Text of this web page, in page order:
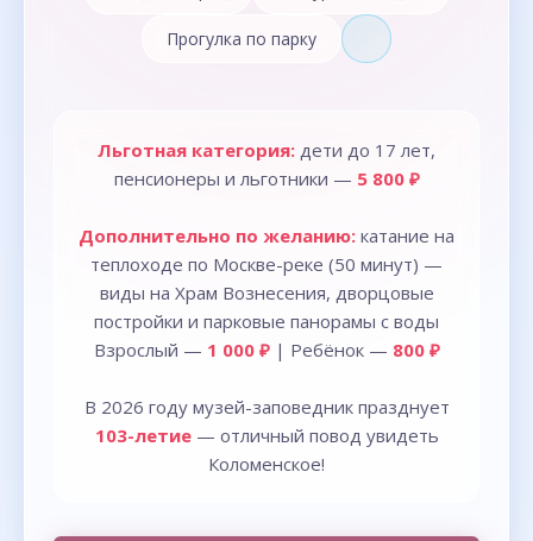
Прогулка по парку
Льготная категория: дети до 17 лет,
пенсионеры и льготники — 5 800 ₽
Дополнительно по желанию: катание на
теплоходе по Москве-реке (50 минут) —
виды на Храм Вознесения, дворцовые
постройки и парковые панорамы с воды
Взрослый — 1 000 ₽| Ребёнок — 800 ₽
В 2026 году музей-заповедник празднует
103-летие— отличный повод увидеть
Коломенское!